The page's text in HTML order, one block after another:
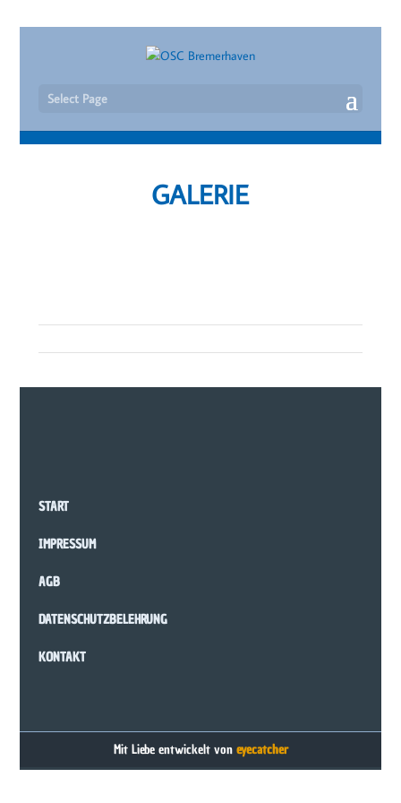
Select Page
GALERIE
START
IMPRESSUM
AGB
DATENSCHUTZBELEHRUNG
KONTAKT
Mit Liebe entwickelt von eyecatcher